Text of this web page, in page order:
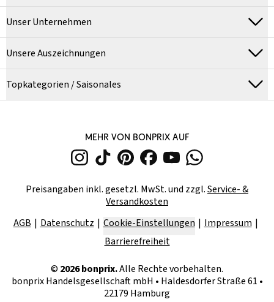
Unser Unternehmen
Unsere Auszeichnungen
Topkategorien / Saisonales
MEHR VON BONPRIX AUF
Preisangaben inkl. gesetzl. MwSt. und zzgl.Service- &
Versandkosten
AGB
Datenschutz Cookie-Einstellungen
Impressum
Barrierefreiheit
© 2026bonprix.Alle Rechte vorbehalten.
bonprix Handelsgesellschaft mbH • Haldesdorfer Straße 61 •
22179 Hamburg